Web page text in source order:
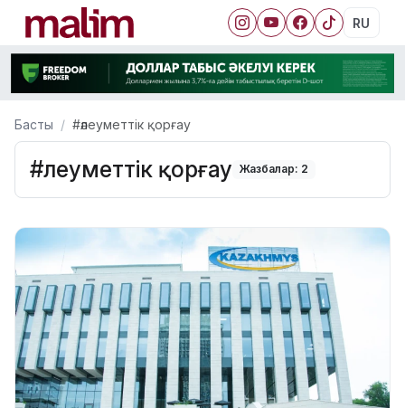
RU
Басты #әлеуметтік қорғау
#әлеуметтік қорғау Жазбалар: 2